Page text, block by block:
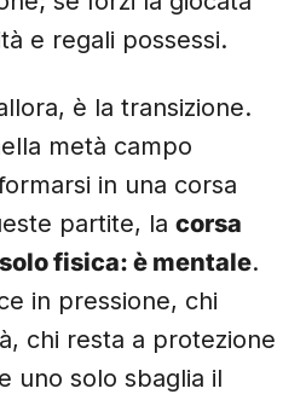
e regali possessi.
è la transizione.
metà campo
in una corsa
partite, la corsa
fisica: è mentale.
in pressione, chi
chi resta a protezione
uno solo sbaglia il